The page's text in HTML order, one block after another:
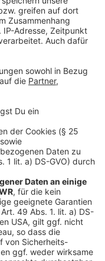
den “Knast-O-
man anhand
Job überhaupt
O-Mat" findet